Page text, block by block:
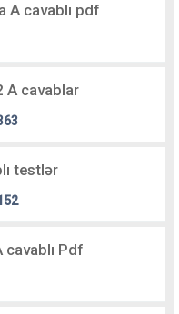
A cavablı pdf
A cavablar
testlər
Pdf